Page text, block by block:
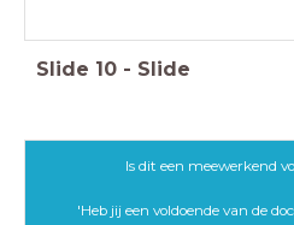
Slide 10 - Slide
Is dit een meewerkend
'Heb jij een voldoendevan de